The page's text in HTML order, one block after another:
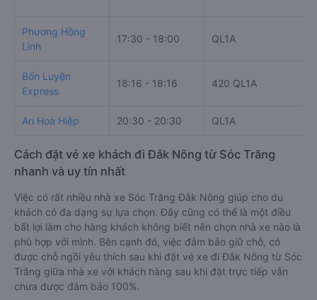
Phương Hồng
Linh
17:30 - 18:00 QL1A
Bốn Luyện
Express
18:16 - 18:16 420 QL1A
An Hoà Hiệp 20:30 - 20:30 QL1A
Cách đặt vé xe khách đi Đắk Nông từ Sóc Trăng
nhanh và uy tín nhất
Việc có rất nhiều nhà xe Sóc Trăng Đắk Nông giúp cho du
khách có đa dạng sự lựa chọn. Đây cũng có thể là một điều
bất lợi làm cho hàng khách không biết nên chọn nhà xe nào là
phù hợp với mình. Bên cạnh đó, việc đảm bảo giữ chỗ, có
được chỗ ngồi yêu thích sau khi đặt vé xe đi Đắk Nông từ Sóc
Trăng giữa nhà xe với khách hàng sau khi đặt trực tiếp vẫn
chưa được đảm bảo 100%.